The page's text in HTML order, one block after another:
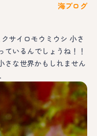
海ブログ
サイロモウミウシ 小さ
いるんでしょうね！！
さな世界かもしれません